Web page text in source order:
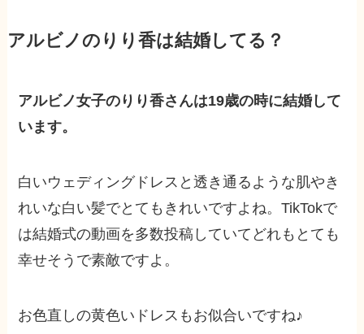
アルビノのりり香は結婚してる？
アルビノ女子のりり香さんは19歳の時に結婚して
います。
白いウェディングドレスと透き通るような肌やき
れいな白い髪でとてもきれいですよね。TikTokで
は結婚式の動画を多数投稿していてどれもとても
幸せそうで素敵ですよ。
お色直しの黄色いドレスもお似合いですね♪